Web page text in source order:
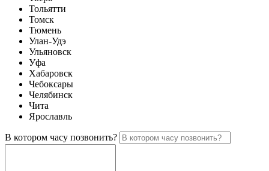
Тольятти
Томск
Тюмень
Улан-Удэ
Ульяновск
Уфа
Хабаровск
Чебоксары
Челябинск
Чита
Ярославль
В котором часу позвонить?